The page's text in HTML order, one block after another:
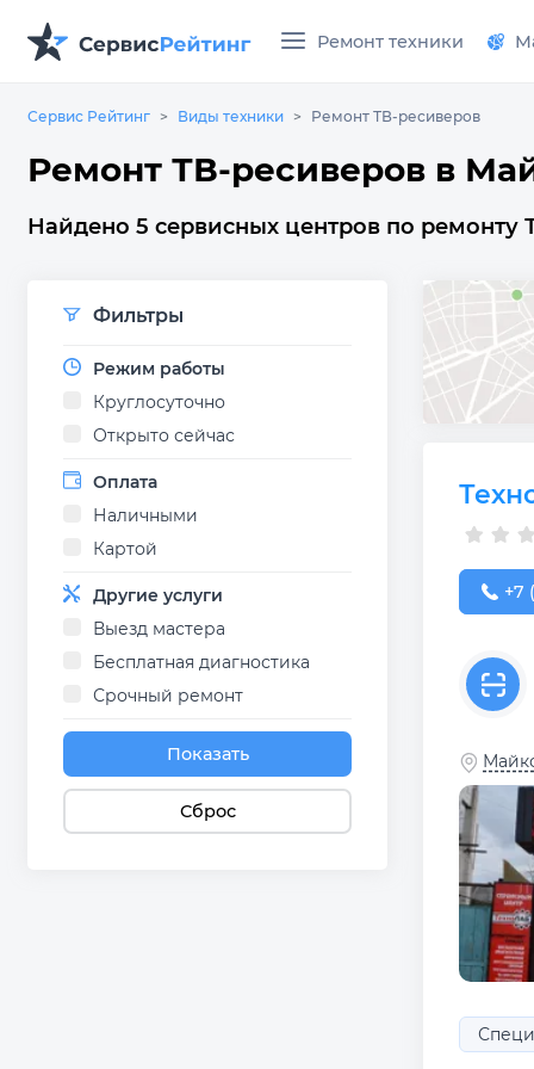
Ремонт техники
Сервис Рейтинг Виды техники Ремонт ТВ-ресиверов
Ремонт ТВ-ресиверов в
Найдено 5 сервисных центров по ремонту
Фильтры
Режим работы
Круглосуточно
Открыто сейчас
Оплата
Наличными
Картой
Другие услуги
Выезд мастера
Бесплатная диагностика
Срочный ремонт
Показать
Сброс
+7+7